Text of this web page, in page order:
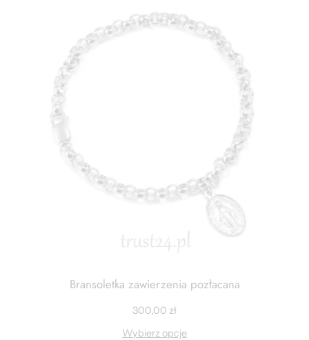
Bransoletka zawierzenia pozłacana
300,00 zł
Wybierz opcje